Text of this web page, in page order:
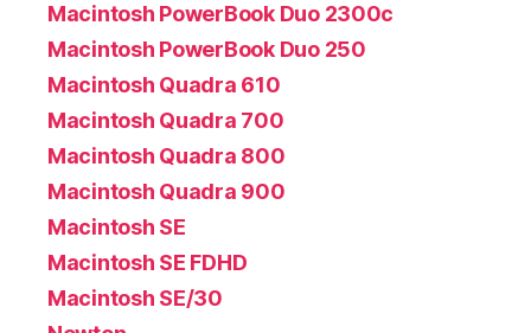
Macintosh PowerBook Duo 2300c
Macintosh PowerBook Duo 250
Macintosh Quadra 610
Macintosh Quadra 700
Macintosh Quadra 800
Macintosh Quadra 900
Macintosh SE
Macintosh SE FDHD
Macintosh SE/30